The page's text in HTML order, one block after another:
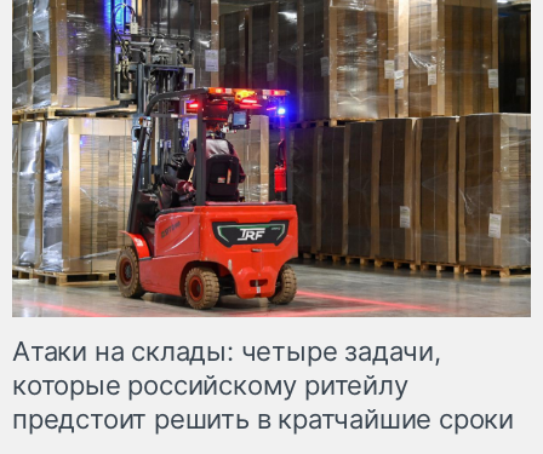
Атаки на склады: четыре задачи,
которые российскому ритейлу
предстоит решить в кратчайшие сроки